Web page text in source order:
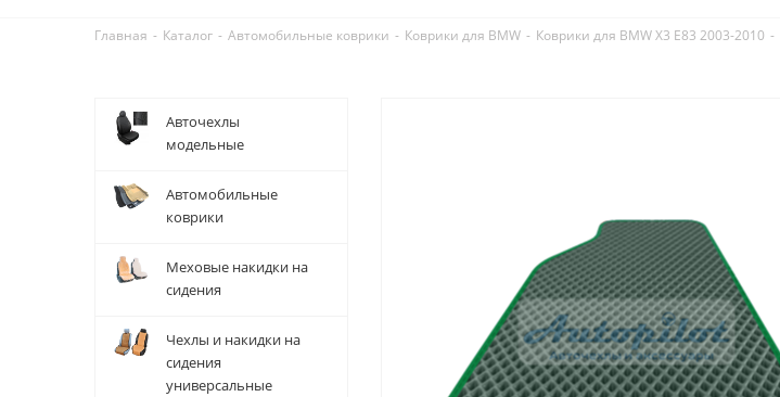
Главная - Каталог - Автомобильные коврики - Коврики для BMW - Коврики для BMW X3 E83 2003-2010 -
Авточехлы
модельные
Автомобильные
коврики
Меховые накидки на
сидения
Чехлы и накидки на
сидения
универсальные